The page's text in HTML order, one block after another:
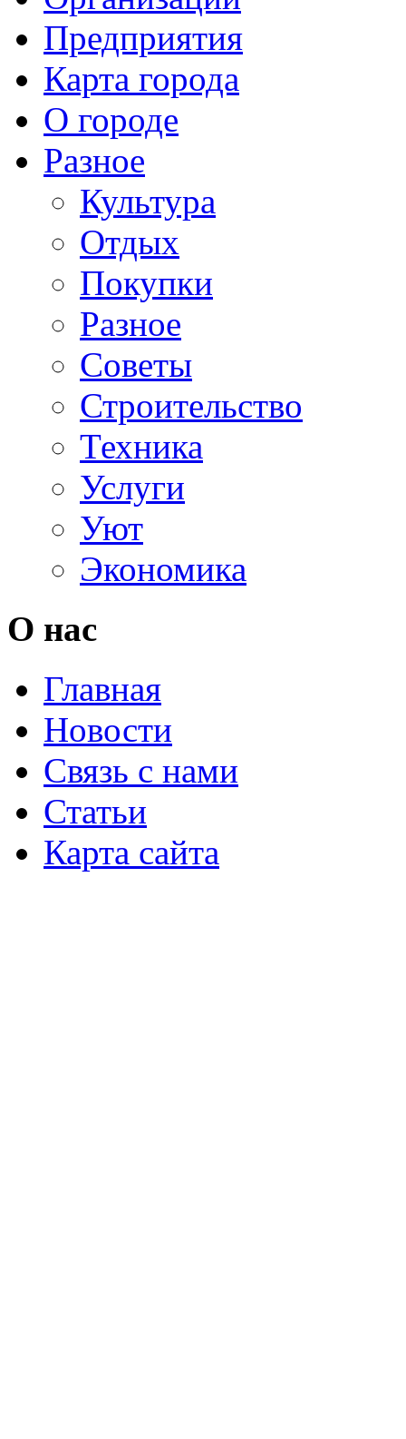
Предприятия
Карта города
О городе
Разное
Культура
Отдых
Покупки
Разное
Советы
Строительство
Техника
Услуги
Уют
Экономика
О нас
Главная
Новости
Связь с нами
Статьи
Карта сайта